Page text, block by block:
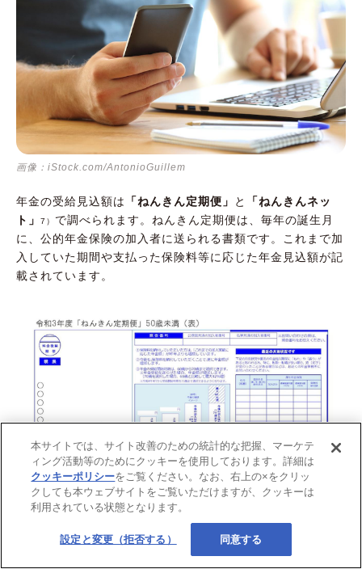
画像：iStock.com/AntonioGuillem
年金の受給見込額は 「ねんきん定期便」 と
「ねんきんネッ
ト」
7） で調べられます。ねんきん定期便は、毎年の誕生月
に、公的年金保険の加入者に送られる書類です。これまで加
入していた期間や支払った保険料等に応じた年金見込額が記
載されています。
本サイトでは、サイト改善のための統計的な把握、マーケテ
ィング活動等のためにクッキーを使用しております。詳細は
クッキーポリシーをご覧ください。なお、右上の×をクリッ
クしても本ウェブサイトをご覧いただけますが、クッキーは
利用されている状態となります。
設定と変更（拒否する） 同意する